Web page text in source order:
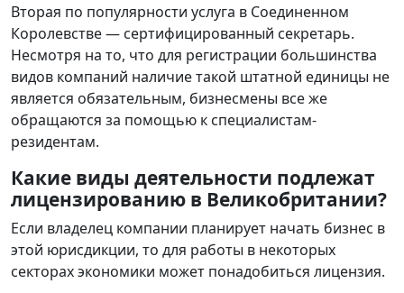
Вторая по популярности услуга в Соединенном
Королевстве — сертифицированный секретарь.
Несмотря на то, что для регистрации большинства
видов компаний наличие такой штатной единицы не
является обязательным, бизнесмены все же
обращаются за помощью к специалистам-
резидентам.
Какие виды деятельности подлежат
лицензированию в Великобритании?
Если владелец компании планирует начать бизнес в
этой юрисдикции, то для работы в некоторых
секторах экономики может понадобиться лицензия.